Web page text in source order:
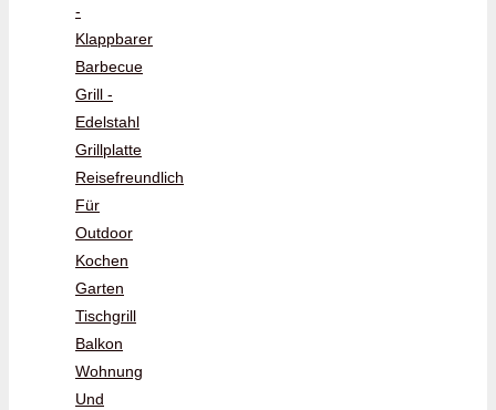
-
Klappbarer
Barbecue
Grill -
Edelstahl
Grillplatte
Reisefreundlich
Für
Outdoor
Kochen
Garten
Tischgrill
Balkon
Wohnung
Und